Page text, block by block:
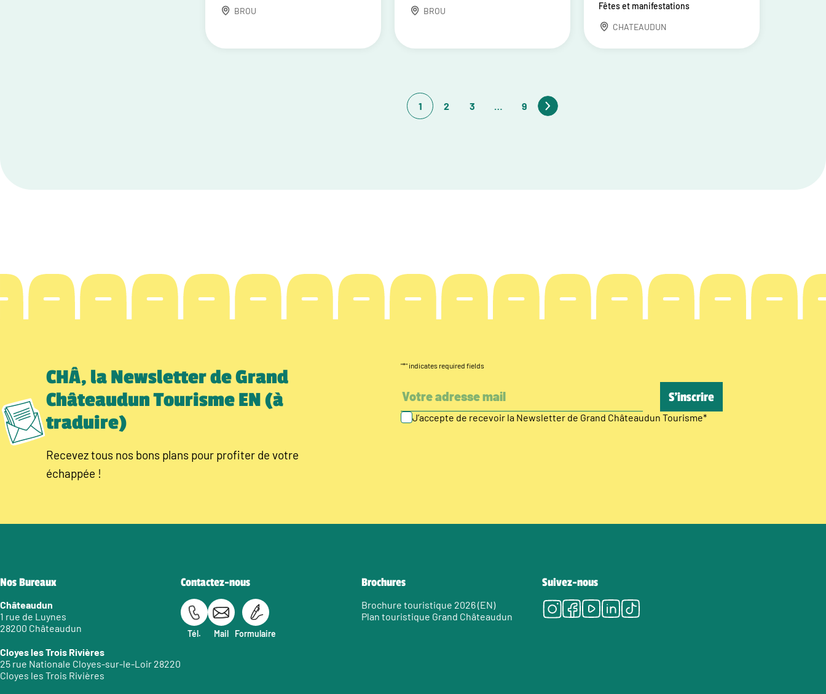
BROU
BROU
Fêtes et manifestations
CHATEAUDUN
1 2 3 9
CHÂ, la Newsletter de Grand
Châteaudun Tourisme EN (à
traduire)
Recevez tous nos bons plans pour profiter de votre
échappée !
"*" indicates required fields
J’accepte de recevoir la Newsletter de Grand Châteaudun Tourisme*
Nos Bureaux
Châteaudun
1 rue de Luynes
28200 Châteaudun
Cloyes les Trois Rivières
25 rue Nationale Cloyes-sur-le-Loir 28220
Cloyes les Trois Rivières
Contactez-nous
Tél. Mail Formulaire
Brochures
Brochure touristique 2026 (EN)
Plan touristique Grand Châteaudun
Suivez-nous
Instagram
Facebook
Youtube
LinkedIn
Tiktok